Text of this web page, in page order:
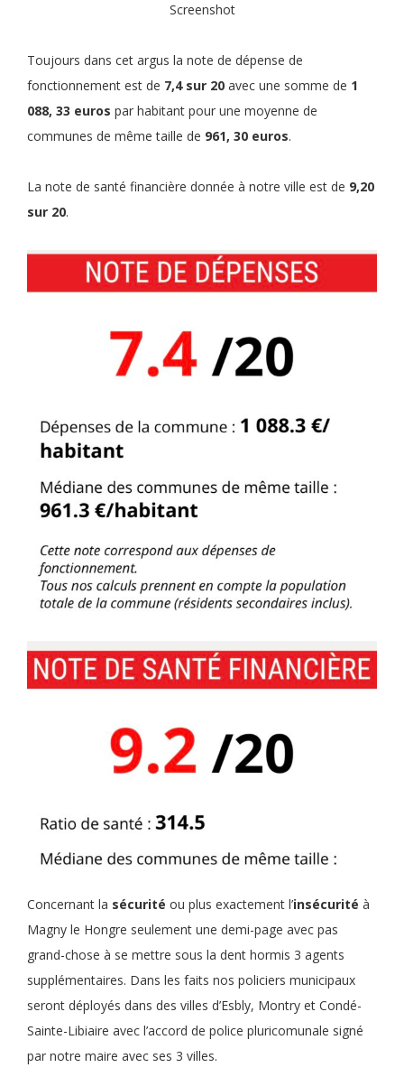
Screenshot
Toujours dans cet argus la note de dépense de
fonctionnement est de 7,4 sur 20 avec une somme de 1
088, 33 euros par habitant pour une moyenne de
communes de même taille de 961, 30 euros.
La note de santé financière donnée à notre ville est de 9,20
sur 20.
Concernant la sécurité ou plus exactement l’insécurité à
Magny le Hongre seulement une demi-page avec pas
grand-chose à se mettre sous la dent hormis 3 agents
supplémentaires. Dans les faits nos policiers municipaux
seront déployés dans des villes d’Esbly, Montry et Condé-
Sainte-Libiaire avec l’accord de police pluricomunale signé
par notre maire avec ses 3 villes.